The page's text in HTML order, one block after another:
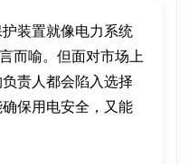
装置就像电力系统
而喻。但面对市场上
责人都会陷入选择
保用电安全，又能